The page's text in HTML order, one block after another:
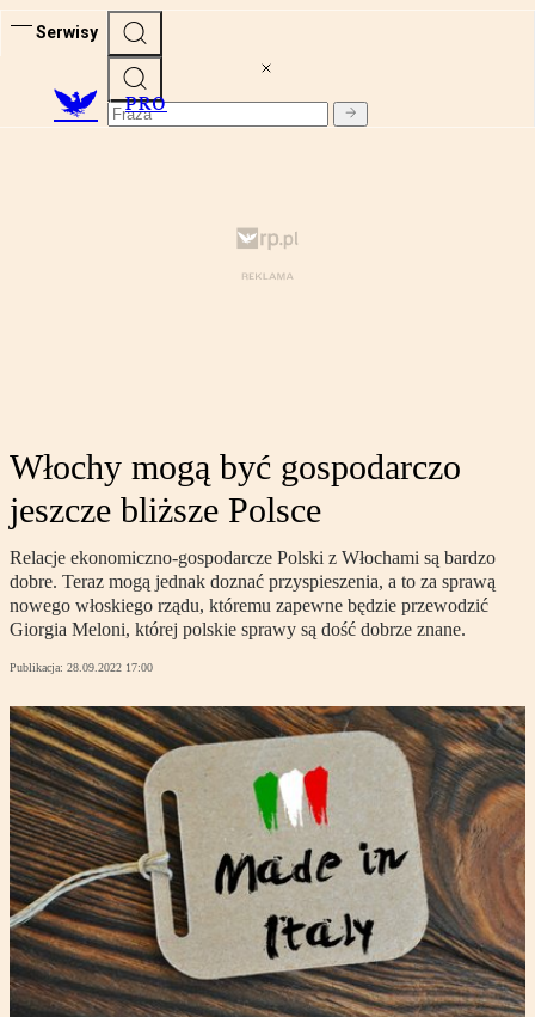
Serwisy
PRO
Włochy mogą być gospodarczo
jeszcze bliższe Polsce
Relacje ekonomiczno-gospodarcze Polski z Włochami są bardzo
dobre. Teraz mogą jednak doznać przyspieszenia, a to za sprawą
nowego włoskiego rządu, któremu zapewne będzie przewodzić
Giorgia Meloni, której polskie sprawy są dość dobrze znane.
Publikacja: 28.09.2022 17:00